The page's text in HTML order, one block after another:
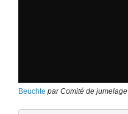
Beuchte par Comité de jumelage